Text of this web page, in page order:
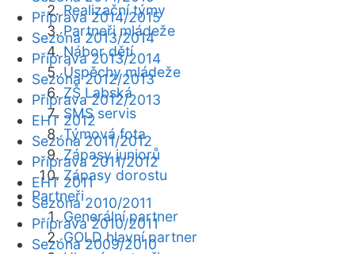
Realizační týmy
Partneři mládeže
Nábor dětí
Úspěchy mládeže
ZŠ Labská
SMS servis
Týmová fota
Zápasy juniorů
Zápasy dorostu
Partneři
Generální partner
GOLD hlavní partner
Příprava 2014/2015
Sezóna 2013/2014
Příprava 2013/2014
Sezóna 2012/2013
Příprava 2012/2013
EHT 2012
Sezóna 2011/2012
Příprava 2011/2012
EHT 2011
Sezóna 2010/2011
Příprava 2010/2011
Sezóna 2009/2010